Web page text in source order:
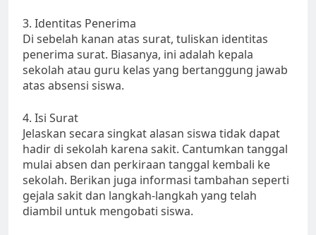
3. Identitas Penerima
Di sebelah kanan atas surat, tuliskan identitas
penerima surat. Biasanya, ini adalah kepala
sekolah atau guru kelas yang bertanggung jawab
atas absensi siswa.
4. Isi Surat
Jelaskan secara singkat alasan siswa tidak dapat
hadir di sekolah karena sakit. Cantumkan tanggal
mulai absen dan perkiraan tanggal kembali ke
sekolah. Berikan juga informasi tambahan seperti
gejala sakit dan langkah-langkah yang telah
diambil untuk mengobati siswa.